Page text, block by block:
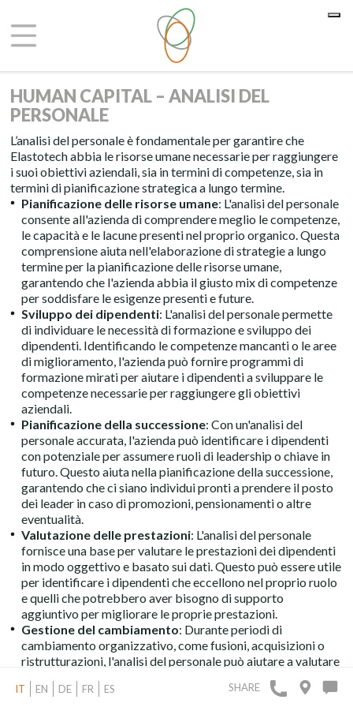
HUMAN CAPITAL – ANALISI DEL
PERSONALE
L’analisi del personale è fondamentale per garantire che
Elastotech abbia le risorse umane necessarie per raggiungere
i suoi obiettivi aziendali, sia in termini di competenze, sia in
termini di pianificazione strategica a lungo termine.
Pianificazione delle risorse umane: L'analisi del personale
consente all'azienda di comprendere meglio le competenze,
le capacità e le lacune presenti nel proprio organico. Questa
comprensione aiuta nell'elaborazione di strategie a lungo
termine per la pianificazione delle risorse umane,
garantendo che l'azienda abbia il giusto mix di competenze
per soddisfare le esigenze presenti e future.
Sviluppo dei dipendenti: L'analisi del personale permette
di individuare le necessità di formazione e sviluppo dei
dipendenti. Identificando le competenze mancanti o le aree
di miglioramento, l'azienda può fornire programmi di
formazione mirati per aiutare i dipendenti a sviluppare le
competenze necessarie per raggiungere gli obiettivi
aziendali.
Pianificazione della successione: Con un'analisi del
personale accurata, l'azienda può identificare i dipendenti
con potenziale per assumere ruoli di leadership o chiave in
futuro. Questo aiuta nella pianificazione della successione,
garantendo che ci siano individui pronti a prendere il posto
dei leader in caso di promozioni, pensionamenti o altre
eventualità.
Valutazione delle prestazioni: L'analisi del personale
fornisce una base per valutare le prestazioni dei dipendenti
in modo oggettivo e basato sui dati. Questo può essere utile
per identificare i dipendenti che eccellono nel proprio ruolo
e quelli che potrebbero aver bisogno di supporto
aggiuntivo per migliorare le proprie prestazioni.
Gestione del cambiamento: Durante periodi di
cambiamento organizzativo, come fusioni, acquisizioni o
ristrutturazioni, l'analisi del personale può aiutare a valutare
l'impatto sulle risorse umane e a gestire la transizione in
modo efficace. Questo può includere la valutazione
IT EN DE FR ES SHARE
Informativa sulla raccolta
Le tue preferenze relative alla privacy